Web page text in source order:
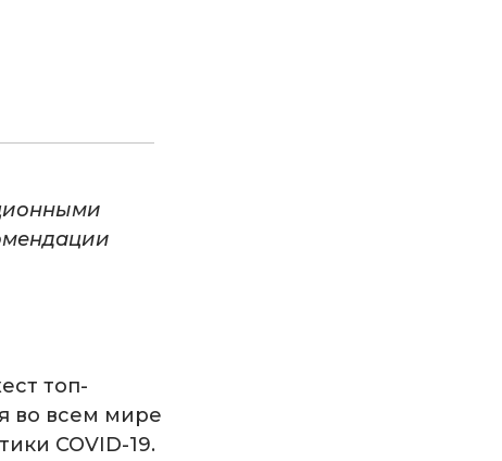
топ-
во всем мире
COVID-19.